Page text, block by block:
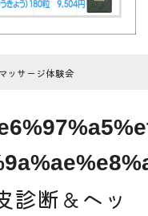
ッサージ体験会
診断＆ヘッ